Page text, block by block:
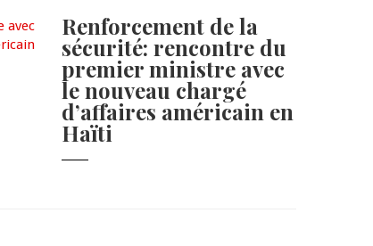
Renforcement de la
sécurité: rencontre du
premier ministre avec
le nouveau chargé
d’affaires américain en
Haïti